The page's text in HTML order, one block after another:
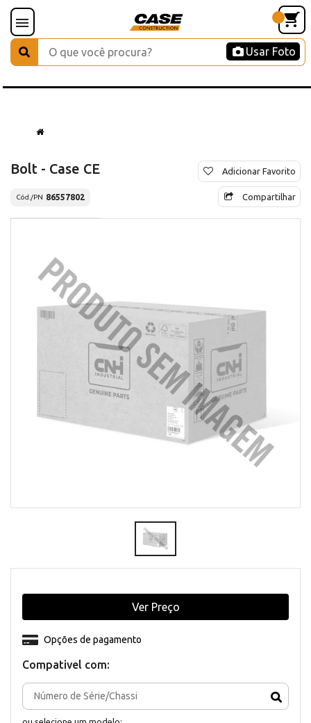
Usar Foto
Bolt - Case CE
Cód./PN 86557802
Adicionar Favorito
Compartilhar
Compativel com:
Opções de pagamento
Ver Preço